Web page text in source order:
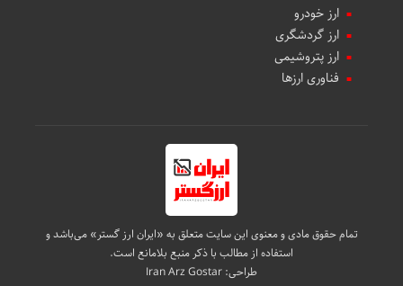
ارز خودرو
ارز گردشگری
ارز پتروشیمی
فناوری ارزها
تمام حقوق مادی و معنوی این سایت متعلق به «ایران ارز گستر» می‌باشد و
استفاده از مطالب با ذکر منبع بلامانع است.
طراحی:Iran Arz Gostar